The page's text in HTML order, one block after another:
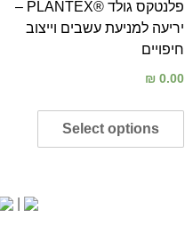
פלנטקס גולד ®PLANTEX –
יריעה למניעת עשבים וייצוב
חיפויים
₪ 0.00
Select options